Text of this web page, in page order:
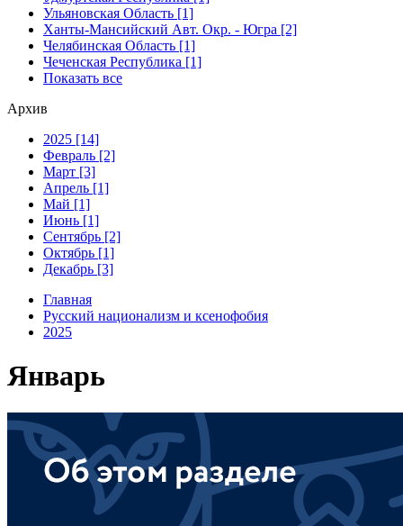
Ульяновская Область [1]
Ханты-Мансийский Авт. Окр. - Югра [2]
Челябинская Область [1]
Чеченская Республика [1]
Показать все
Архив
2025 [14]
Февраль [2]
Март [3]
Апрель [1]
Май [1]
Июнь [1]
Сентябрь [2]
Октябрь [1]
Декабрь [3]
Главная
Русский национализм и ксенофобия
2025
Январь